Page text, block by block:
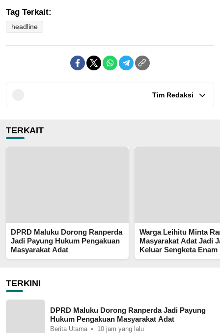
Tag Terkait:
headline
Tim Redaksi
TERKAIT
DPRD Maluku Dorong Ranperda
Jadi Payung Hukum Pengakuan
Masyarakat Adat
Warga Leihitu Minta
Masyarakat Adat Jadi
Keluar Sengketa Enam
Tanjung Sial
TERKINI
DPRD Maluku Dorong Ranperda Jadi Payung
Hukum Pengakuan Masyarakat Adat
Berita Utama 10 jam yang lalu